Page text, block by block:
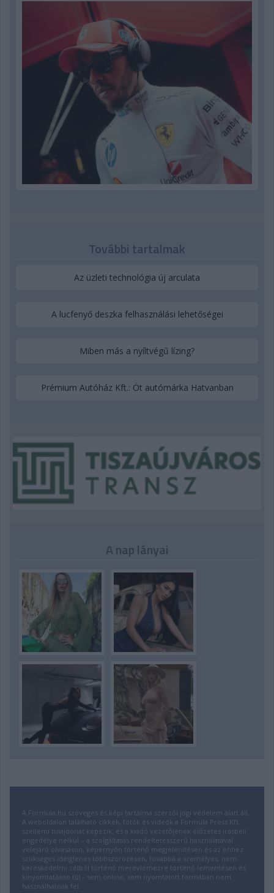
További tartalmak
Az üzleti technológia új arculata
A lucfenyő deszka felhasználási lehetőségei
Miben más a nyíltvégű lízing?
Prémium Autóház Kft.: Öt autómárka Hatvanban
A nap lányai
A Formula.hu szöveges és képi tartalma szerzői jogi védelem alatt áll.
A weboldalon található cikkek, fotók és videók a Formula Press Kft.
szellemi tulajdonát képezik, és a kiadó vezetőjének előzetes írásbeli
engedélye nélkül – a szolgáltatás rendeltetésszerű használatával
velejáró olvasáson, képernyőn történő megjelenítésen és az ehhez
szükséges ideiglenes többszörözésen, továbbá a személyes, nem-
kereskedelmi célból történő merevlemezre történő lementésen és
kinyomtatáson túl - sem online, sem nyomtatott formában nem
használhatóak fel.